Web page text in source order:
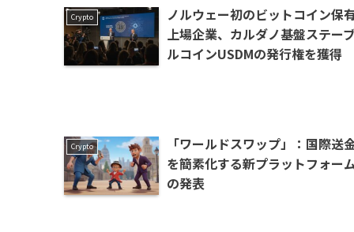
Crypto
ノルウェー初のビットコイン保
上場企業、カルダノ基盤ステー
ルコインUSDMの発行権を獲得
Crypto
「ワールドスワップ」：国際送
を簡素化する新プラットフォー
の発表